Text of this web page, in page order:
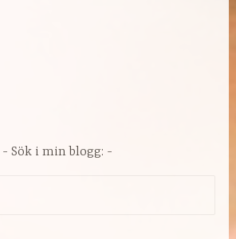
Sök i min blogg: